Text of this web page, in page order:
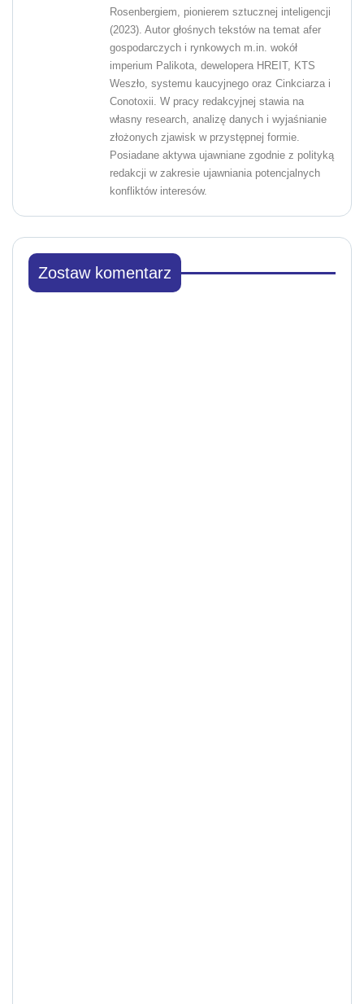
Rosenbergiem, pionierem sztucznej inteligencji
(2023). Autor głośnych tekstów na temat afer
gospodarczych i rynkowych m.in. wokół
imperium Palikota, dewelopera HREIT, KTS
Weszło, systemu kaucyjnego oraz Cinkciarza i
Conotoxii. W pracy redakcyjnej stawia na
własny research, analizę danych i wyjaśnianie
złożonych zjawisk w przystępnej formie.
Posiadane aktywa ujawniane zgodnie z polityką
redakcji w zakresie ujawniania potencjalnych
konfliktów interesów.
Zostaw komentarz